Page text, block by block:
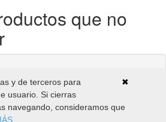
que no
Necesitarás iniciar sesión
Curso para desbloquearlo
✖
y de terceros para
usuario. Si cierras
navegando, consideramos que